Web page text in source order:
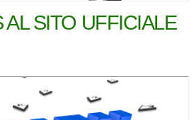
AL SITO UFFICIALE